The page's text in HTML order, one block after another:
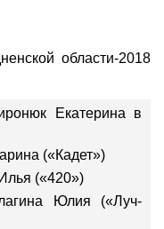
области-2018
Екатерина в
(«Кадет»)
(«420»)
Юлия («Луч-